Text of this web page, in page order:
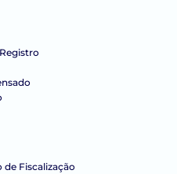
de Fiscalização